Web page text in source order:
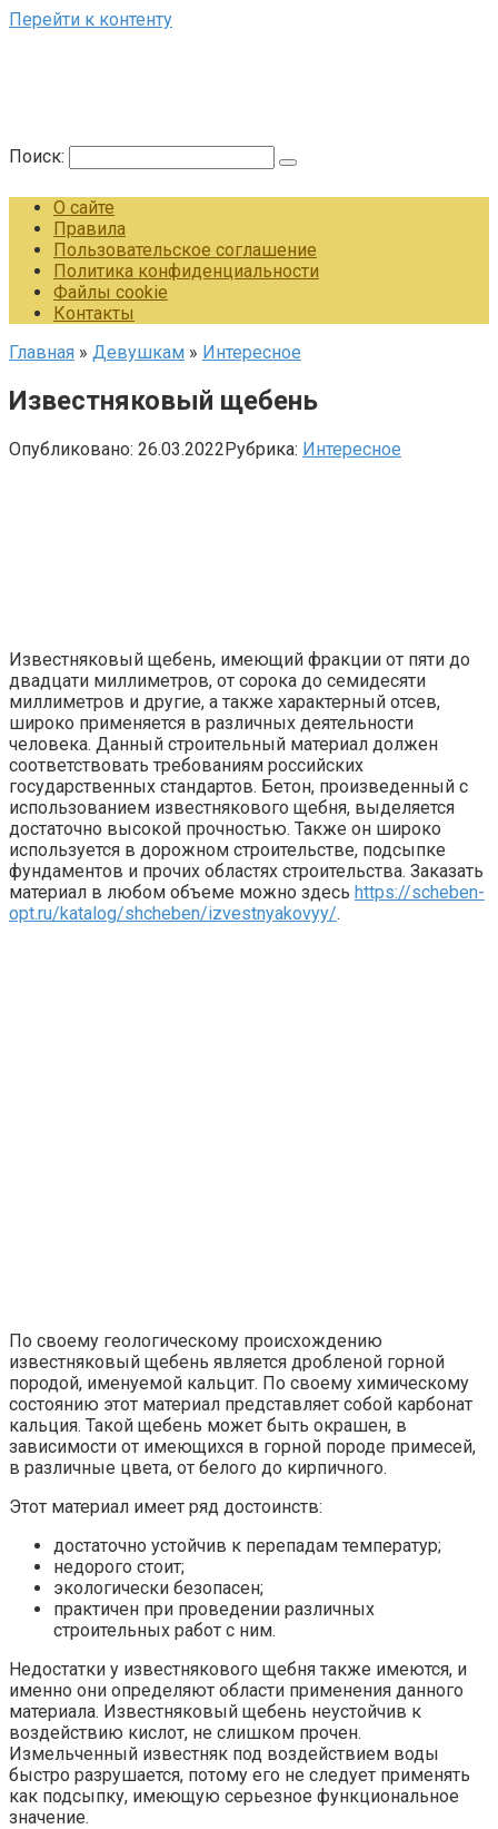
Перейти к контенту
Поиск:
О сайте
Правила
Пользовательское соглашение
Политика конфиденциальности
Файлы cookie
Контакты
Главная » Девушкам » Интересное
Известняковый щебень
Опубликовано: 26.03.2022Рубрика: Интересное
Известняковый щебень, имеющий фракции от пяти до
двадцати миллиметров, от сорока до семидесяти
миллиметров и другие, а также характерный отсев,
широко применяется в различных деятельности
человека. Данный строительный материал должен
соответствовать требованиям российских
государственных стандартов. Бетон, произведенный с
использованием известнякового щебня, выделяется
достаточно высокой прочностью. Также он широко
используется в дорожном строительстве, подсыпке
фундаментов и прочих областях строительства. Заказать
материал в любом объеме можно здесь https://scheben-
opt.ru/katalog/shcheben/izvestnyakovyy/.
По своему геологическому происхождению
известняковый щебень является дробленой горной
породой, именуемой кальцит. По своему химическому
состоянию этот материал представляет собой карбонат
кальция. Такой щебень может быть окрашен, в
зависимости от имеющихся в горной породе примесей,
в различные цвета, от белого до кирпичного.
Этот материал имеет ряд достоинств:
достаточно устойчив к перепадам температур;
недорого стоит;
экологически безопасен;
практичен при проведении различных
строительных работ с ним.
Недостатки у известнякового щебня также имеются, и
именно они определяют области применения данного
материала. Известняковый щебень неустойчив к
воздействию кислот, не слишком прочен.
Измельченный известняк под воздействием воды
быстро разрушается, потому его не следует применять
как подсыпку, имеющую серьезное функциональное
значение.